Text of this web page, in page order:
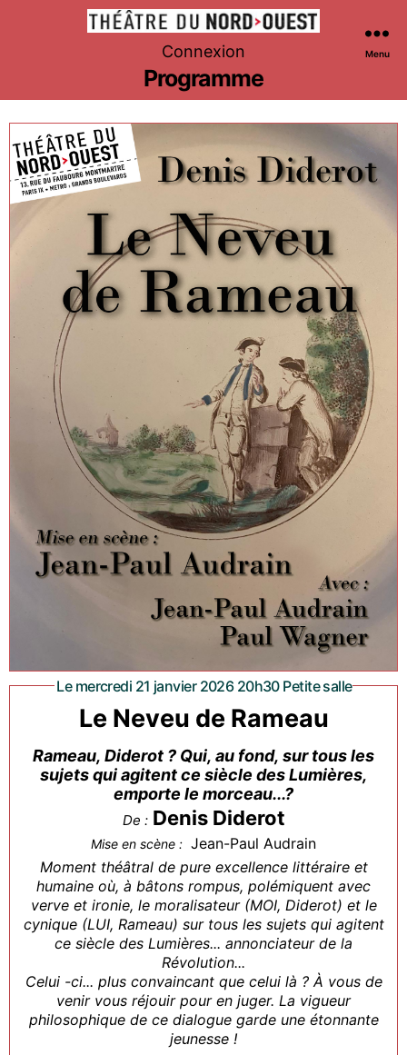
Théâtre
du
Nord-
Ouest
Connexion Menu
Programme
Le mercredi 21 janvier 2026 20h30 Petite salle
Le Neveu de Rameau
Rameau, Diderot ? Qui, au fond, sur tous les
sujets qui agitent ce siècle des Lumières,
emporte le morceau...?
De : Denis Diderot
Mise en scène : Jean-Paul Audrain
Moment théâtral de pure excellence littéraire et
humaine où, à bâtons rompus, polémiquent avec
verve et ironie, le moralisateur (MOI, Diderot) et le
cynique (LUI, Rameau) sur tous les sujets qui agitent
ce siècle des Lumières... annonciateur de la
Révolution...
Celui -ci... plus convaincant que celui là ? À vous de
venir vous réjouir pour en juger. La vigueur
philosophique de ce dialogue garde une étonnante
jeunesse !